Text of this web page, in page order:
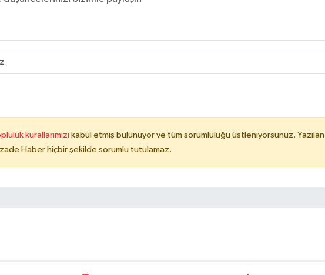
kurallarımızı kabul etmiş bulunuyor ve tüm sorumluluğu üstleniyorsunuz. Yazılan
Haber hiçbir şekilde sorumlu tutulamaz.